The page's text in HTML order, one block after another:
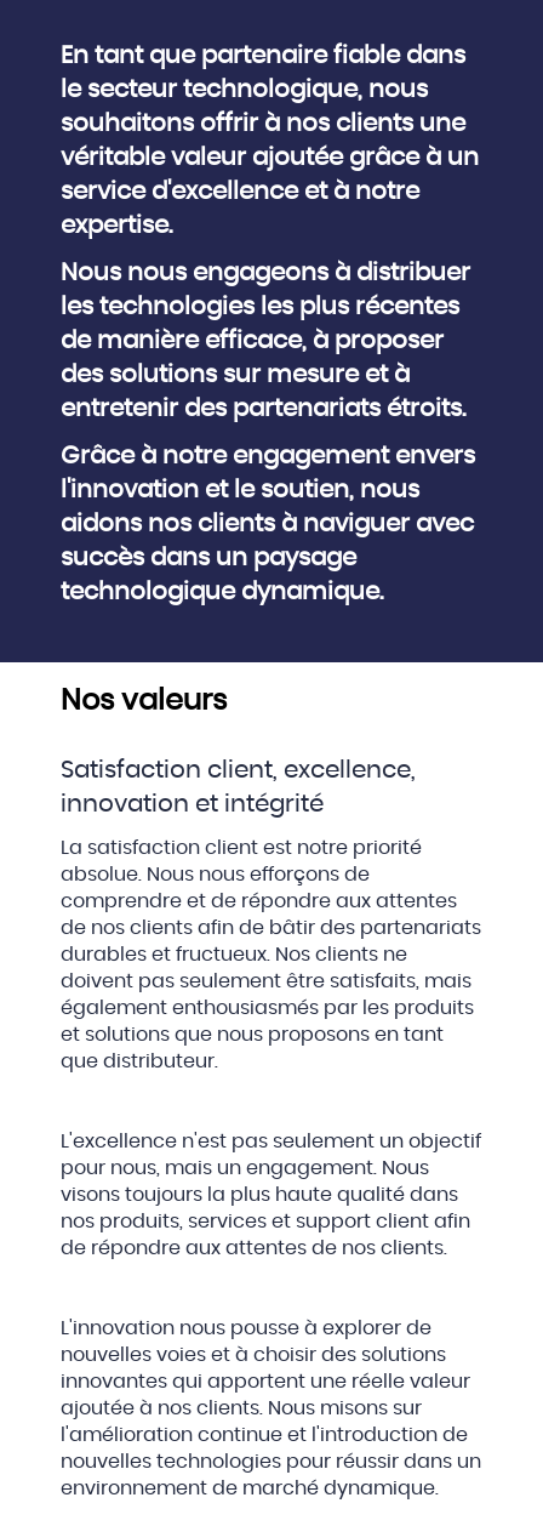
En tant que partenaire fiable dans
le secteur technologique, nous
souhaitons offrir à nos clients une
véritable valeur ajoutée grâce à un
service d'excellence et à notre
expertise.
Nous nous engageons à distribuer
les technologies les plus récentes
de manière efficace, à proposer
des solutions sur mesure et à
entretenir des partenariats étroits.
Grâce à notre engagement envers
l'innovation et le soutien, nous
aidons nos clients à naviguer avec
succès dans un paysage
technologique dynamique.
Nos valeurs
Satisfaction client, excellence,
innovation et intégrité
La satisfaction client est notre priorité
absolue. Nous nous efforçons de
comprendre et de répondre aux attentes
de nos clients afin de bâtir des partenariats
durables et fructueux. Nos clients ne
doivent pas seulement être satisfaits, mais
également enthousiasmés par les produits
et solutions que nous proposons en tant
que distributeur.
L'excellence n'est pas seulement un objectif
pour nous, mais un engagement. Nous
visons toujours la plus haute qualité dans
nos produits, services et support client afin
de répondre aux attentes de nos clients.
L'innovation nous pousse à explorer de
nouvelles voies et à choisir des solutions
innovantes qui apportent une réelle valeur
ajoutée à nos clients. Nous misons sur
l'amélioration continue et l'introduction de
nouvelles technologies pour réussir dans un
environnement de marché dynamique.